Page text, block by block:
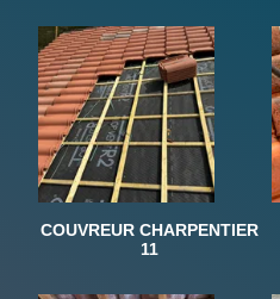
COUVREUR CHARPENTIER
11